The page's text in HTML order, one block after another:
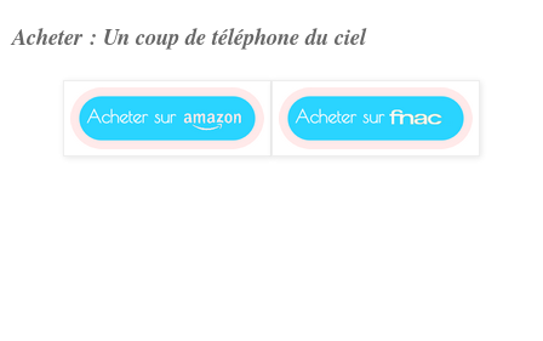
Acheter : Un coup de téléphone du ciel